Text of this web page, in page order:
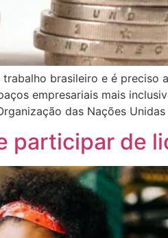
brasileiro e é preciso
empresariais mais
das Nações
participar de